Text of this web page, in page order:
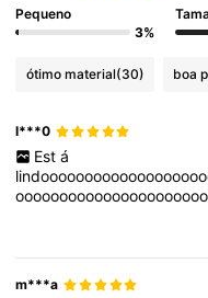
Pequeno
3%
ótimo material(30) boa
l***0
Est á
m***a